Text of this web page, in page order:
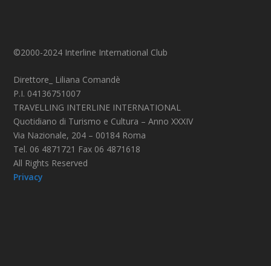
©2000-2024 Interline International Club
Direttore_ Liliana Comandè
P.I. 04136751007
TRAVELLING INTERLINE INTERNATIONAL
Quotidiano di Turismo e Cultura – Anno XXXIV
Via Nazionale, 204 – 00184 Roma
Tel. 06 4871721 Fax 06 4871618
All Rights Reserved
Privacy